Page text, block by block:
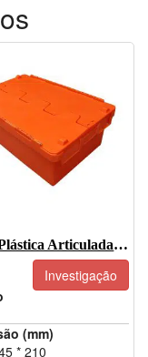
Caixa Plástica Articulada Importada Da China Por Atacado - 480
Investigação
(mm)
* 210